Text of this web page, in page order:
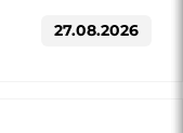
27.08.2026